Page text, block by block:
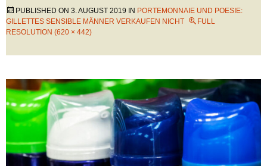
PUBLISHED ON 3. AUGUST 2019 IN PORTEMONNAIE UND POESIE:
GILLETTES SENSIBLE MÄNNER VERKAUFEN NICHT
FULL
RESOLUTION (620 × 442)